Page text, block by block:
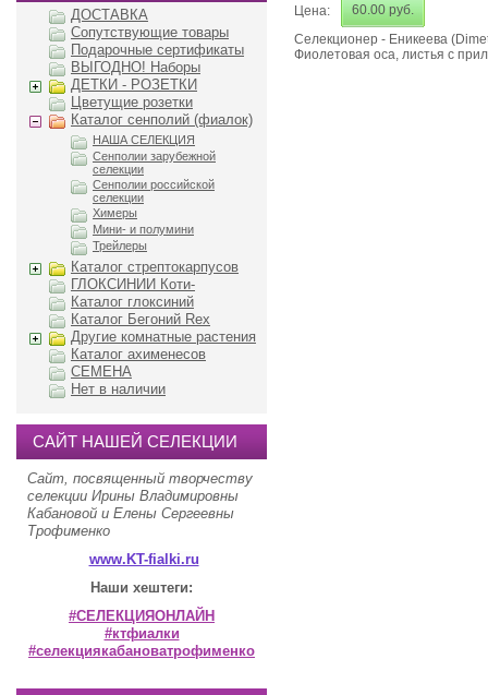
Цена:
60.00 руб.
Селекционер - Еникеева
Фиолетовая оса, листья с
ДОСТАВКА
Сопутствующие товары
Подарочные сертификаты
ВЫГОДНО! Наборы
ДЕТКИ - РОЗЕТКИ
Цветущие розетки
Каталог сенполий (фиалок)
НАША СЕЛЕКЦИЯ
Сенполии зарубежной
селекции
Сенполии российской
селекции
Химеры
Мини- и полумини
Трейлеры
Каталог стрептокарпусов
ГЛОКСИНИИ Коти-
Каталог глоксиний
Каталог Бегоний Rex
Другие комнатные растения
Каталог ахименесов
СЕМЕНА
Нет в наличии
САЙТ НАШЕЙ СЕЛЕКЦИИ
Сайт, посвященный творчеству
селекции Ирины Владимировны
Кабановой и Елены Сергеевны
Трофименко
www.KT-fialki.ru
Наши хештеги:
#СЕЛЕКЦИЯОНЛАЙН
#ктфиалки
#селекциякабановатрофименко